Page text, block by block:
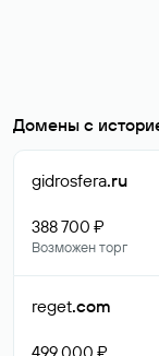
Домены с
gidrosfera.ru
388 700 ₽
Возможен торг
reget.com